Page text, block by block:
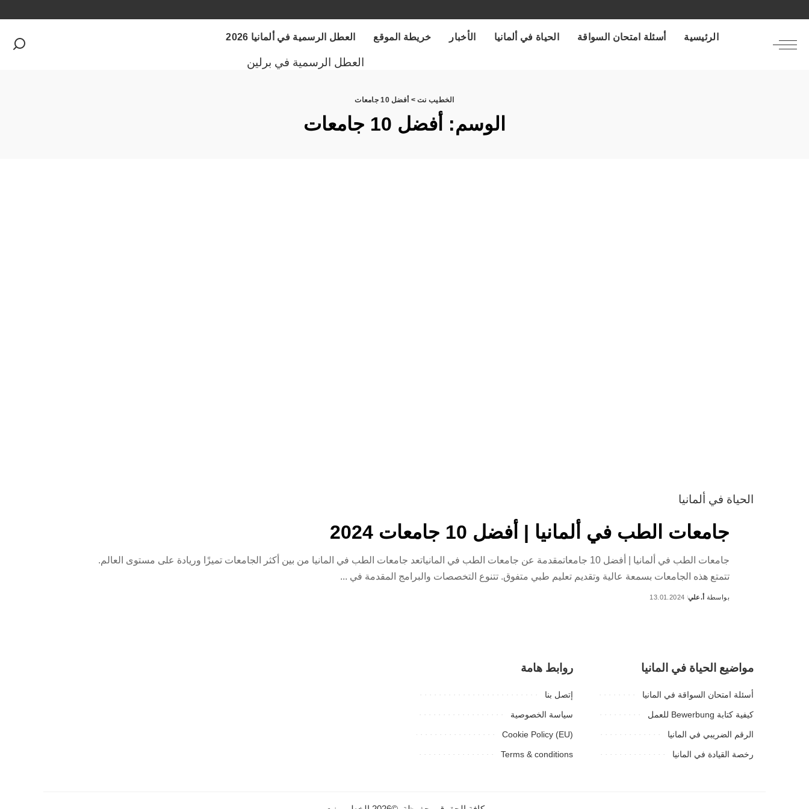
الرئيسية أسئلة امتحان السواقة الحياة في ألمانيا الأخبار خريطة الموقع العطل الرسمية في ألمانيا 2026
العطل الرسمية في برلين
الخطيب نت> أفضل 10 جامعات
الوسم: أفضل 10 جامعات
الحياة في ألمانيا
جامعات الطب في ألمانيا | أفضل 10 جامعات 2024
جامعات الطب في ألمانيا | أفضل 10 جامعاتمقدمة عن جامعات الطب في المانياتعد جامعات الطب في المانيا من بين أكثر الجامعات تميزًا وريادة على مستوى العالم.
تتمتع هذه الجامعات بسمعة عالية وتقديم تعليم طبي متفوق. تتنوع التخصصات والبرامج المقدمة في ...
Posted
بواسطة أ.علي 13.01.2024
مواضيع الحياة في المانيا
أسئلة امتحان السواقة في المانيا
كيفية كتابة Bewerbung للعمل
الرقم الضريبي في المانيا
رخصة القيادة في المانيا
روابط هامة
إتصل بنا
سياسة الخصوصية
Cookie Policy (EU)
Terms & conditions